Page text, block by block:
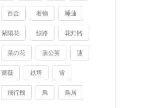
百合 着物 睡蓮
紫陽花 線路 花灯路
菜の花 蒲公英 蓮
薔薇 鉄塔 雪
飛行機 鳥 鳥居